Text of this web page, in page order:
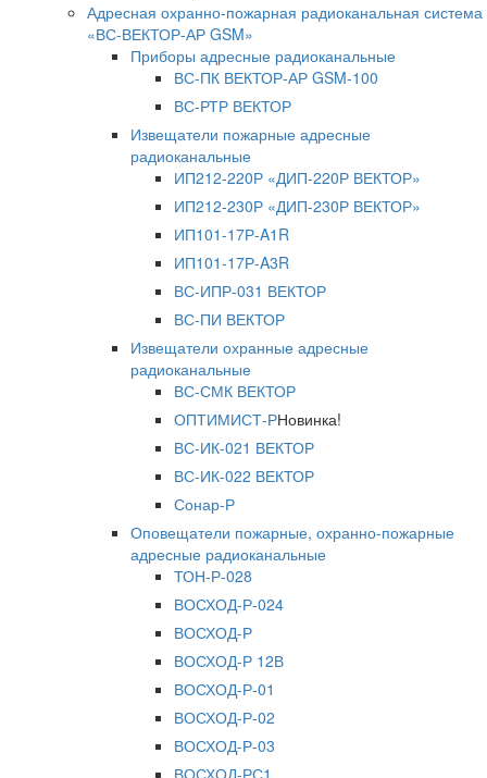
Адресная охранно-пожарная радиоканальная система
«ВС-ВЕКТОР-АР GSM»
Приборы адресные радиоканальные
ВС-ПК ВЕКТОР-АР GSM-100
ВС-РТР ВЕКТОР
Извещатели пожарные адресные
радиоканальные
ИП212-220Р «ДИП-220Р ВЕКТОР»
ИП212-230Р «ДИП-230Р ВЕКТОР»
ИП101-17Р-A1R
ИП101-17Р-A3R
ВС-ИПР-031 ВЕКТОР
ВС-ПИ ВЕКТОР
Извещатели охранные адресные
радиоканальные
ВС-СМК ВЕКТОР
ОПТИМИСТ-РНовинка!
ВС-ИК-021 ВЕКТОР
ВС-ИК-022 ВЕКТОР
Сонар-Р
Оповещатели пожарные, охранно-пожарные
адресные радиоканальные
ТОН-Р-028
ВОСХОД-Р-024
ВОСХОД-Р
ВОСХОД-Р 12В
ВОСХОД-Р-01
ВОСХОД-Р-02
ВОСХОД-Р-03